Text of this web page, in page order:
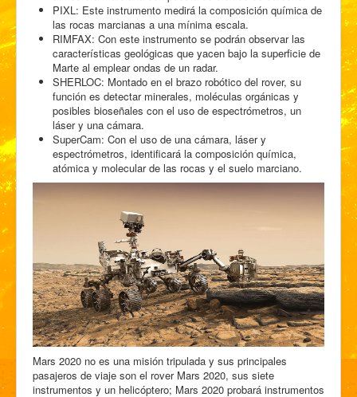
PIXL: Este instrumento medirá la composición química de
las rocas marcianas a una mínima escala.
RIMFAX: Con este instrumento se podrán observar las
características geológicas que yacen bajo la superficie de
Marte al emplear ondas de un radar.
SHERLOC: Montado en el brazo robótico del rover, su
función es detectar minerales, moléculas orgánicas y
posibles bioseñales con el uso de espectrómetros, un
láser y una cámara.
SuperCam: Con el uso de una cámara, láser y
espectrómetros, identificará la composición química,
atómica y molecular de las rocas y el suelo marciano.
Mars 2020 no es una misión tripulada y sus principales
pasajeros de viaje son el rover Mars 2020, sus siete
instrumentos y un helicóptero; Mars 2020 probará instrumentos